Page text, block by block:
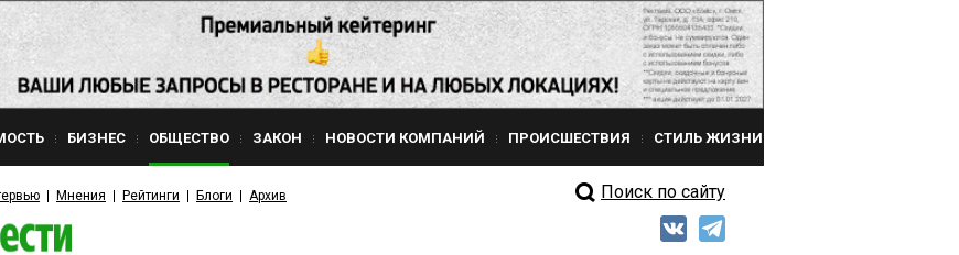
БИЗНЕС ОБЩЕСТВО ЗАКОН НОВОСТИ КОМПАНИЙ ПРОИСШЕСТВИЯ СТИЛЬ ЖИЗНИ
Мнения Рейтинги Блоги Архив Поиск по сайту